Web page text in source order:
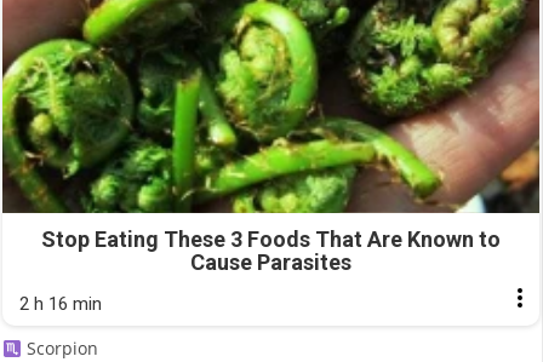
Stop Eating These 3 Foods That Are Known to
Cause Parasites
2 h 16 min
Scorpion